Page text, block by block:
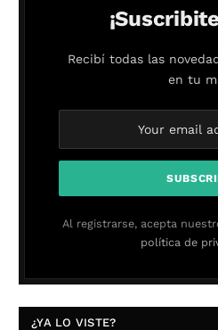
Recibí todas las
en tu
Al registrarse, acepta
política de
¿YA LO VISTE?